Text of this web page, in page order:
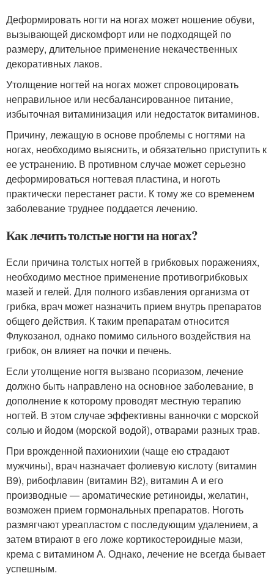
Деформировать ногти на ногах может ношение обуви,
вызывающей дискомфорт или не подходящей по
размеру, длительное применение некачественных
декоративных лаков.
Утолщение ногтей на ногах может спровоцировать
неправильное или несбалансированное питание,
избыточная витаминизация или недостаток витаминов.
Причину, лежащую в основе проблемы с ногтями на
ногах, необходимо выяснить, и обязательно приступить к
ее устранению. В противном случае может серьезно
деформироваться ногтевая пластина, и ноготь
практически перестанет расти. К тому же со временем
заболевание труднее поддается лечению.
Как лечить толстые ногти на ногах?
Если причина толстых ногтей в грибковых поражениях,
необходимо местное применение противогрибковых
мазей и гелей. Для полного избавления организма от
грибка, врач может назначить прием внутрь препаратов
общего действия. К таким препаратам относится
Флукозанол, однако помимо сильного воздействия на
грибок, он влияет на почки и печень.
Если утолщение ногтя вызвано псориазом, лечение
должно быть направлено на основное заболевание, в
дополнение к которому проводят местную терапию
ногтей. В этом случае эффективны ванночки с морской
солью и йодом (морской водой), отварами разных трав.
При врожденной пахионихии (чаще ею страдают
мужчины), врач назначает фолиевую кислоту (витамин
В9), рибофлавин (витамин В2), витамин А и его
производные — ароматические ретиноиды, желатин,
возможен прием гормональных препаратов. Ноготь
размягчают уреапластом с последующим удалением, а
затем втирают в его ложе кортикостероидные мази,
крема с витамином А. Однако, лечение не всегда бывает
успешным.